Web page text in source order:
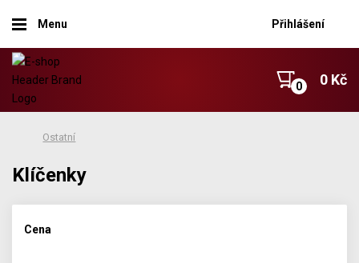
Menu Přihlášení
0 Kč
Ostatní
Klíčenky
Cena